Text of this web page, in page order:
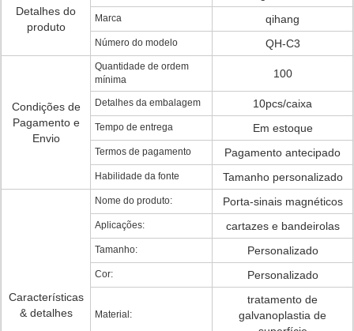
Detalhes do
produto
Marca qihang
Número do modelo QH-C3
Condições de
Pagamento e
Envio
Quantidade de ordem
mínima
100
Detalhes da embalagem 10pcs/caixa
Tempo de entrega Em estoque
Termos de pagamento Pagamento antecipado
Habilidade da fonte Tamanho personalizado
Características
& detalhes
Nome do produto: Porta-sinais magnéticos
Aplicações: cartazes e bandeirolas
Tamanho: Personalizado
Cor: Personalizado
Material:
tratamento de
galvanoplastia de